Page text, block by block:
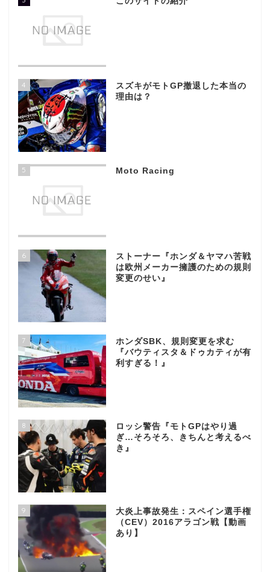
4
スズキがモトGP撤退した本当の
理由は？
5 Moto Racing
6
ストーナー『ホンダ＆ヤマハ苦戦
は欧州メーカー擁護のための規則
変更のせい』
7
ホンダSBK、規則変更を求む
『バウティスタ＆ドゥカティが有
利すぎる！』
8
ロッシ警告『モトGPはやり過
ぎ…そろそろ、きちんと考えるべ
き』
9
大炎上事故発生：スペイン選手権
（CEV）2016アラゴン戦【動画
あり】